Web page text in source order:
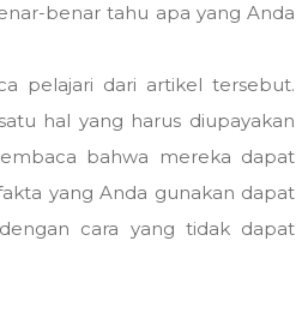
benar tahu apa yang Anda
pelajari dari artikel tersebut.
hal yang harus diupayakan
bahwa mereka dapat
yang Anda gunakan dapat
cara yang tidak dapat